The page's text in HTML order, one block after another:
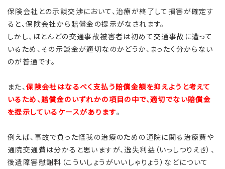
保険会社との示談交渉において、治療が終了して損害が確定す
ると、保険会社から賠償金の提示がなされます。
しかし、ほとんどの交通事故被害者は初めて交通事故に遭って
いるため、その示談金が適切なのかどうか、まったく分からない
のが普通です。
また、保険会社はなるべく支払う賠償金額を抑えようと考えて
いるため、賠償金のいずれかの項目の中で、適切でない賠償金
を提示しているケースがあります。
例えば、事故で負った怪我の治療のための通院に関る治療費や
通院交通費は分かると思いますが、逸失利益（いっしつりえき）、
後遺障害慰謝料（こういしょうがいいしゃりょう）などについて